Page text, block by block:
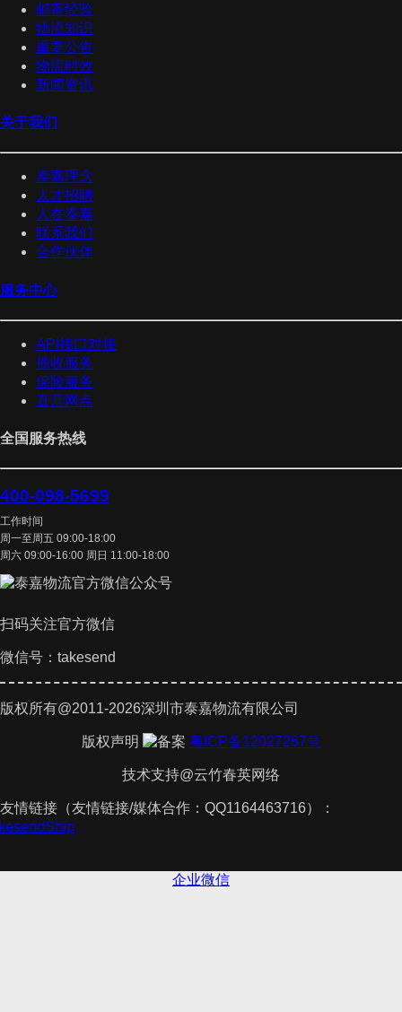
邮寄经验
物流知识
重要公告
物流时效
新闻资讯
关于我们
泰嘉理念
人才招聘
人在泰嘉
联系我们
合作伙伴
服务中心
API接口对接
揽收服务
保险服务
直营网点
全国服务热线
400-098-5699
工作时间
周一至周五 09:00-18:00
周六 09:00-16:00 周日 11:00-18:00
扫码关注官方微信
微信号：takesend
版权所有@2011-2026深圳市泰嘉物流有限公司
版权声明 粤ICP备12027267号
技术支持@云竹春英网络
友情链接（友情链接/媒体合作：QQ1164463716）：
企业微信